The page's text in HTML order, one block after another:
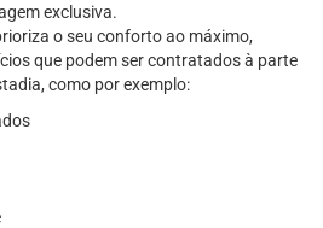
exclusiva.
o seu conforto ao máximo,
que podem ser contratados à parte
como por exemplo: